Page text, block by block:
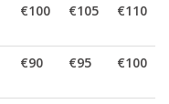
€100 €105 €110
€90 €95 €100